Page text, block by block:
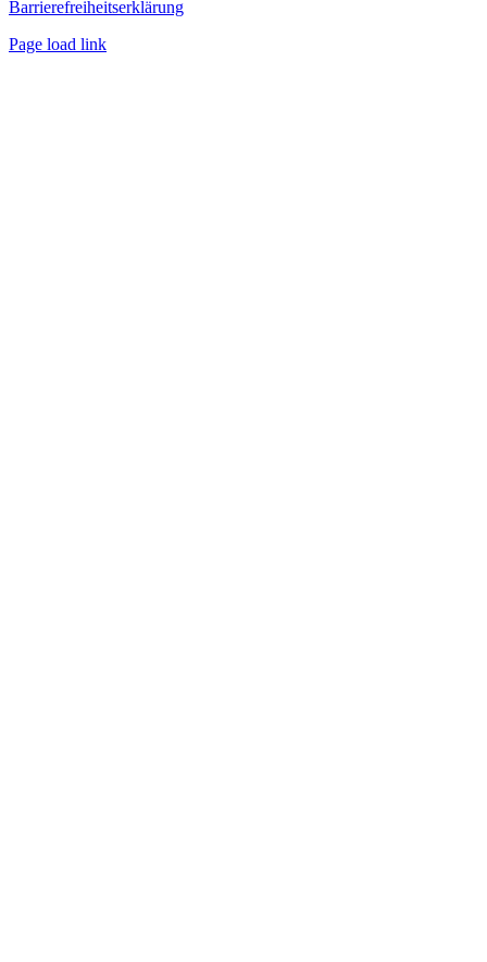
Barrierefreiheitserklärung
Page load link